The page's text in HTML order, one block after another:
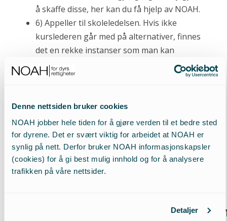
Denne nettsiden bruker cookies
NOAH jobber hele tiden for å gjøre verden til et bedre sted
for dyrene. Det er svært viktig for arbeidet at NOAH er
synlig på nett. Derfor bruker NOAH informasjonskapsler
(cookies) for å gi best mulig innhold og for å analysere
trafikken på våre nettsider.
Detaljer
å skaffe disse, her kan du få hjelp av NOAH.
6) Appeller til skoleledelsen. Hvis ikke
kurslederen går med på alternativer, finnes
det en rekke instanser som man kan
appellere til; fakultet/skoleledelse,
studentorganisasjoner etc.
kommer noen vei innenfor systemet, finnes
det mange muligheter for å vinne saken ved
hjelp av omverdenen: Underskriftslister,
kontakt med media, støtte fra fagfolk og fra
lærere ved andre læresteder er bare noen av
mulighetene i kampen for en etisk læring. Og